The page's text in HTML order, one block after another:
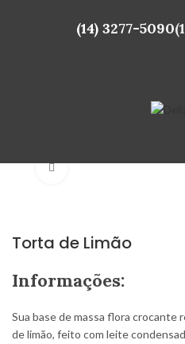
(14) 3277-5090
Torta de Limão
Informações:
Sua base de massa flora crocante
de limão, feito com leite